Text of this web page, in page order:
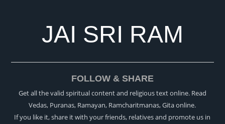
JAI SRI RAM
FOLLOW & SHARE
Get all the valid spiritual content and religious text online. Read
Vedas, Puranas, Ramayan, Ramcharitmanas, Gita online.
If you like it, share it with your friends, relatives and promote us in